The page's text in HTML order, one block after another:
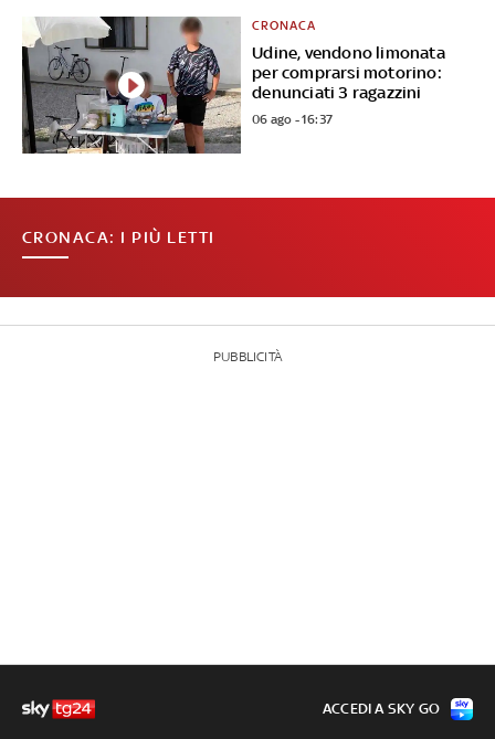
Udine, vendono limonata
per comprarsi motorino:
denunciati 3 ragazzini
CRONACA
06 ago - 16:37
CRONACA: I PIÙ LETTI
PUBBLICITÀ
ACCEDI A SKY GO